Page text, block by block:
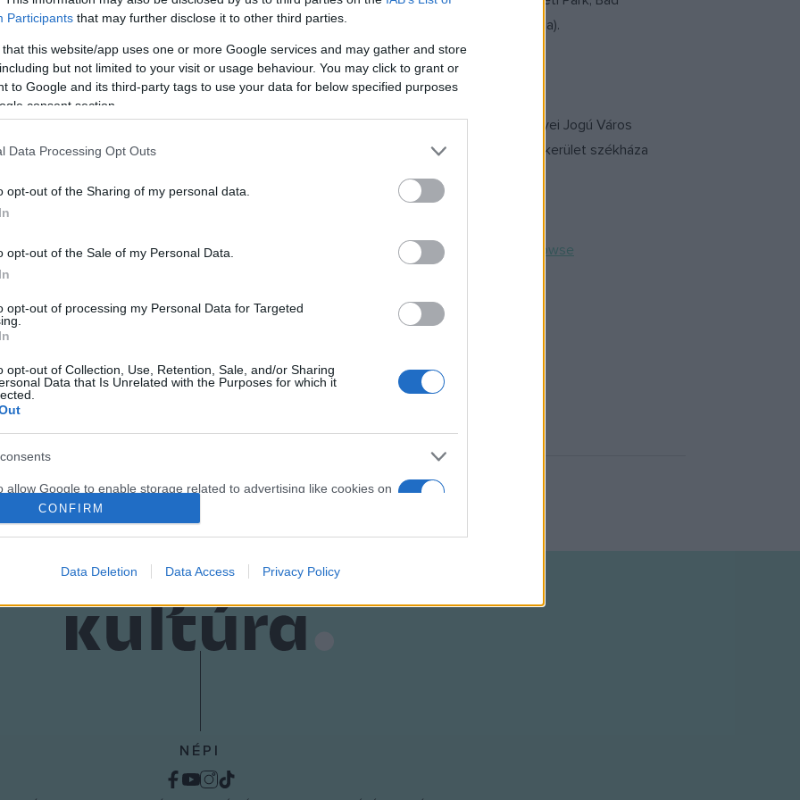
Participants that may further disclose it to other third parties.
that this website/app uses one or more Google services and may gather and store
but not limited to your visit or usage behaviour. You may click to grant or
to Google and its third-party tags to use your data for below specified purposes
consent section.
Data Processing Opt Outs
opt-out of the Sharing of my personal data.
opt-out of the Sale of my Personal Data.
opt-out of processing my Personal Data for Targeted
opt-out of Collection, Use, Retention, Sale, and/or Sharing
Data that Is Unrelated with the Purposes for which it
allow Google to enable storage related to advertising like cookies on
identifiers in apps.
allow Google to enable storage related to analytics like cookies on
allow Google to enable storage related to personalization.
allow Google to enable storage related to security, including
CONFIRM
Data Deletion Data Access Privacy Policy
(Észtország); Béke-palota, Hága (Hollandia); Westerbork tábor, Hooghalen (Hollandia).
fel pályázatokat az uniós kezdeményezésként indított cím elnyerésére. A Sopron Megyei Jogú Város
Emlékpark?, valamint a hajdúböszörményi Hajdúsági Múzeum által benyújtott ?Hajdúkerület székháza
című pályázatokról az Európai Bizottság legkésőbb 2015 elején határoz.
és a vonatkozó EU határozat letölthető innen:
http://ec.europa.eu/culture/tools/actions/heritage-label_en.htm
NÉPI